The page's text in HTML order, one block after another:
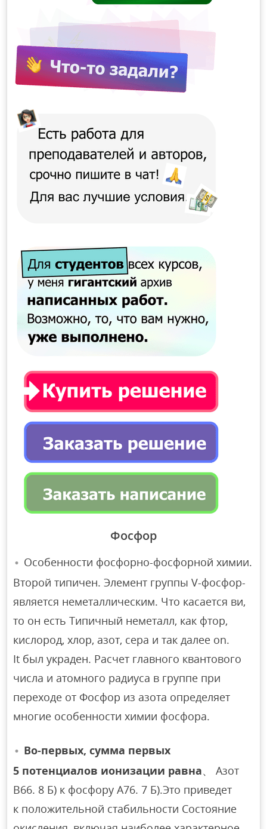
Фосфор
Особенности фосфорно-фосфорной химии.
Второй типичен. Элемент группы V-фосфор-
является неметаллическим. Что касается ви,
то он есть Типичный неметалл, как фтор,
кислород, хлор, азот, сера и так далее on.
It был украден. Расчет главного квантового
числа и атомного радиуса в группе при
переходе от Фосфор из азота определяет
многие особенности химии фосфора.
Во-первых, сумма первых
5 потенциалов ионизации равна、 Азот
B66. 8 Б) к фосфору А76. 7 Б).Это приведет
к положительной стабильности Состояние